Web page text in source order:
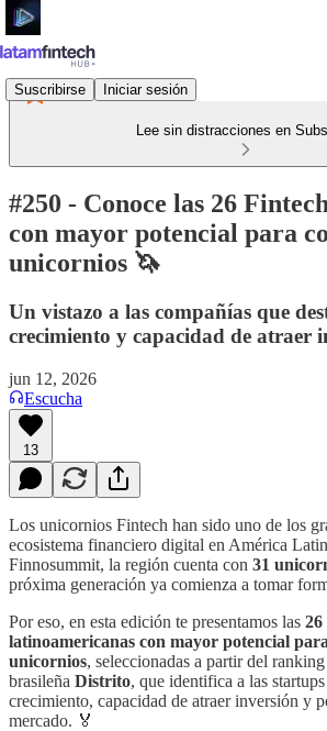
Suscribirse Iniciar sesión
Lee sin distracciones en
#250 - Conoce las 26
con mayor potencial para
unicornios 🦄
Un vistazo a las compañías que
crecimiento y capacidad de atraer
jun 12, 2026
Escucha
13
Los unicornios Fintech han sido uno de los
ecosistema financiero digital en América
Finnosummit, la región cuenta con 31
próxima generación ya comienza a tomar
Por eso, en esta edición te presentamos las 26
latinoamericanas con mayor potencial
unicornios, seleccionadas a partir del
brasileña Distrito, que identifica a las
crecimiento, capacidad de atraer inversión y
mercado. 🏅